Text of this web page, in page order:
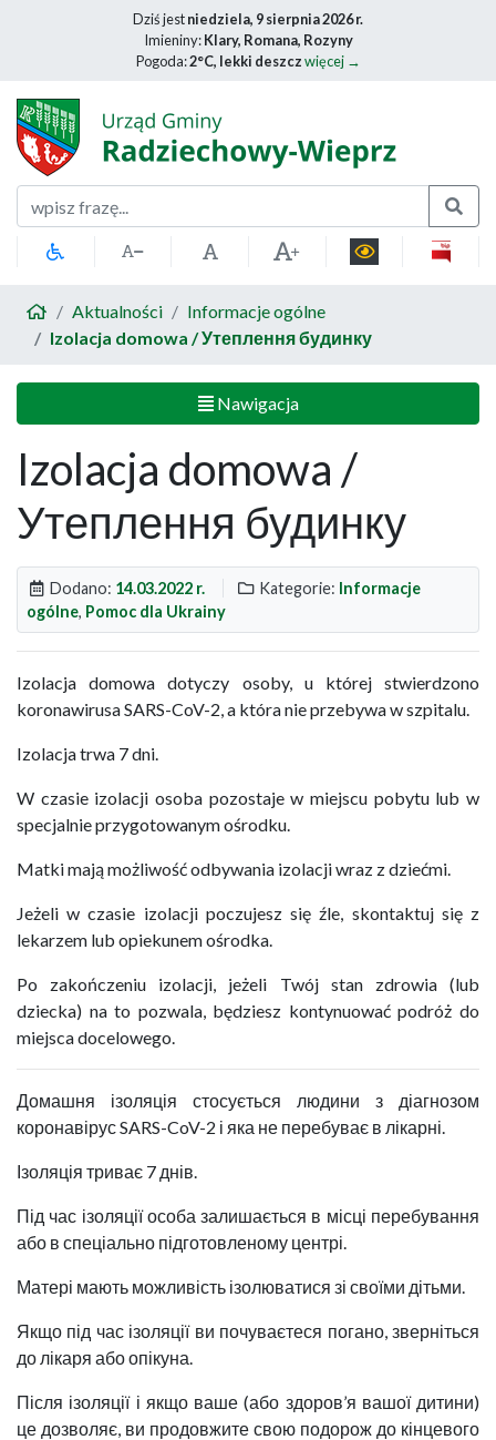
Dziś jestniedziela, 9 sierpnia 2026 r.
Imieniny:Klary, Romana, Rozyny
Pogoda:2°C, lekki deszczwięcej →
Szukaj
Aktualności
Informacje ogólne
Izolacja domowa / Утеплення будинку
Nawigacja
Izolacja domowa /
Утеплення будинку
Dodano: 14.03.2022 r. Kategorie: Informacje
ogólne, Pomoc dla Ukrainy
Izolacja domowa dotyczy osoby, u której stwierdzono
koronawirusa SARS-CoV-2, a która nie przebywa w szpitalu.
Izolacja trwa 7 dni.
W czasie izolacji osoba pozostaje w miejscu pobytu lub w
specjalnie przygotowanym ośrodku.
Matki mają możliwość odbywania izolacji wraz z dziećmi.
Jeżeli w czasie izolacji poczujesz się źle, skontaktuj się z
lekarzem lub opiekunem ośrodka.
Po zakończeniu izolacji, jeżeli Twój stan zdrowia (lub
dziecka) na to pozwala, będziesz kontynuować podróż do
miejsca docelowego.
Домашня ізоляція стосується людини з діагнозом
коронавірус SARS-CoV-2 і яка не перебуває в лікарні.
Ізоляція триває 7 днів.
Під час ізоляції особа залишається в місці перебування
або в спеціально підготовленому центрі.
Матері мають можливість ізолюватися зі своїми дітьми.
Якщо під час ізоляції ви почуваєтеся погано, зверніться
до лікаря або опікуна.
Після ізоляції і якщо ваше (або здоров’я вашої дитини)
це дозволяє, ви продовжите свою подорож до кінцевого